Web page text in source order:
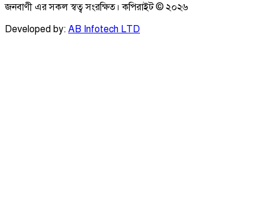
জনবাণী এর সকল স্বত্ব সংরক্ষিত। কপিরাইট © ২০২৬
Developed by: AB Infotech LTD